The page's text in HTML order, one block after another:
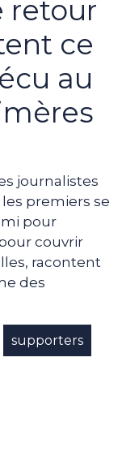
retour
ce
au
journalistes
premiers se
pour
couvrir
racontent
des
supporters